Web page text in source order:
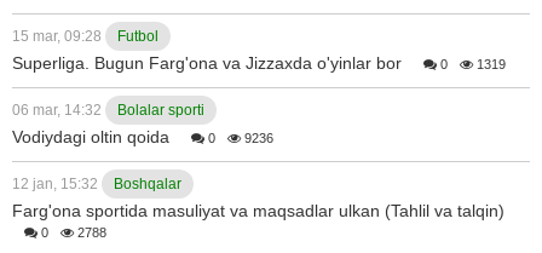
15 mar, 09:28 Futbol
Superliga. Bugun Farg'ona va Jizzaxda o'yinlar bor 0 1319
06 mar, 14:32 Bolalar sporti
Vodiydagi oltin qoida 0 9236
12 jan, 15:32 Boshqalar
Farg'ona sportida masuliyat va maqsadlar ulkan (Tahlil va talqin)
0 2788